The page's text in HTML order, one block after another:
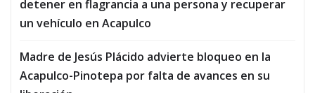
detener en flagrancia a una persona y recuperar
un vehículo en Acapulco
Madre de Jesús Plácido advierte bloqueo en la
Acapulco-Pinotepa por falta de avances en su